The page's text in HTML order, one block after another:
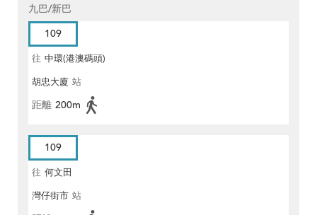
九巴/新巴
109
往 中環(港澳碼頭)
胡忠大廈 站
距離 200m
109
往 何文田
灣仔街市 站